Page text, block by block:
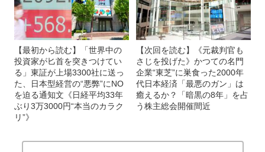
【最初から読む】「世界中の
投資家が匕首を突きつけてい
る」東証が上場3300社に送っ
た、日本型経営の“悪弊”にNO
を迫る通知文《日経平均33年
ぶり3万3000円“本当のカラク
リ”》
【次回を読む】《元裁判官も
さじを投げた》かつての名門
企業“東芝”に巣食った2000年
代日本経済「最悪のガン」は
癒えるか？「暗黒の8年」を占
う株主総会開催間近